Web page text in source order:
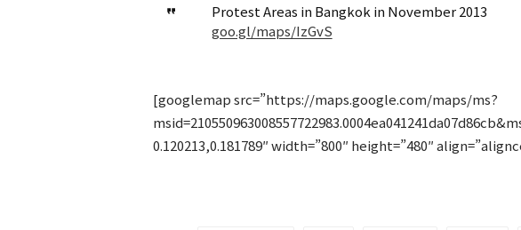
Protest Areas in Bangkok in November 2013
goo.gl/maps/IzGvS
[googlemap src=”https://maps.google.com/maps/ms?
0.120213,0.181789″ width=”800″ height=”480″